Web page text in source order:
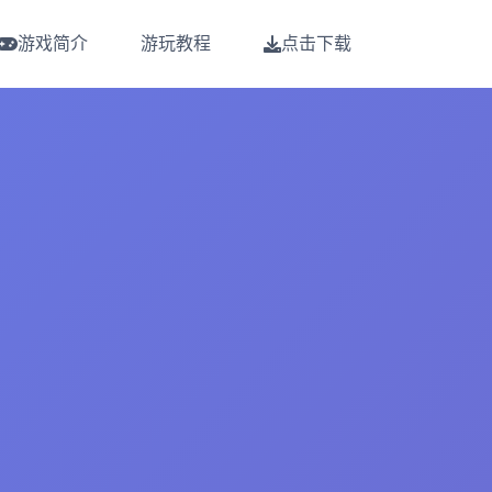
游戏简介 游玩教程 点击下载